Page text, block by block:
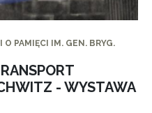
PAMIĘCI IM. GEN. BRYG.
- WYSTAWA